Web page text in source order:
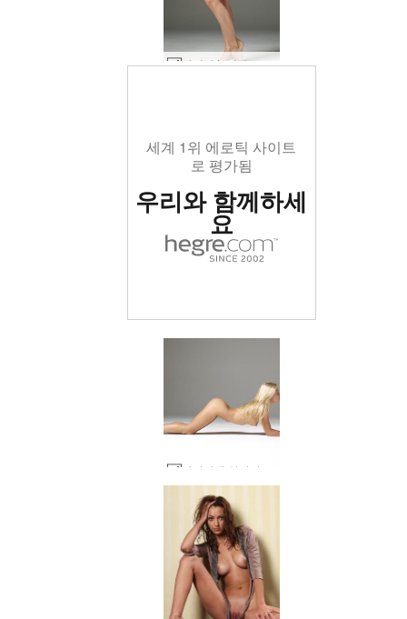
다리나 L 퍼펙트 10 #14
세계 1위 에로틱 사이트
로 평가됨
우리와 함께하세
요